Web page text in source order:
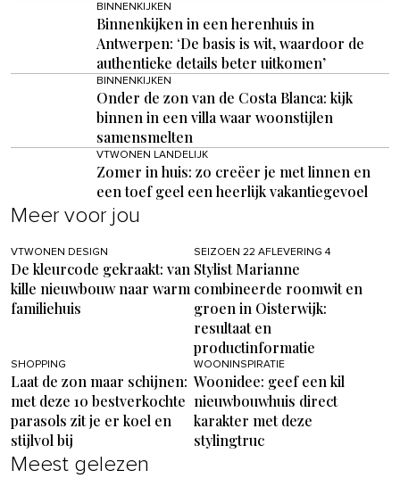
BINNENKIJKEN
Binnenkijken in een herenhuis in
Antwerpen: ‘De basis is wit, waardoor de
authentieke details beter uitkomen’
BINNENKIJKEN
Onder de zon van de Costa Blanca: kijk
binnen in een villa waar woonstijlen
samensmelten
VTWONEN LANDELIJK
Zomer in huis: zo creëer je met linnen en
een toef geel een heerlijk vakantiegevoel
Meer voor jou
VTWONEN DESIGN
De kleurcode gekraakt: van
kille nieuwbouw naar warm
familiehuis
SEIZOEN 22 AFLEVERING 4
Stylist Marianne
combineerde roomwit en
groen in Oisterwijk:
resultaat en
productinformatie
SHOPPING
Laat de zon maar schijnen:
met deze 10 bestverkochte
parasols zit je er koel en
stijlvol bij
WOONINSPIRATIE
Woonidee: geef een kil
nieuwbouwhuis direct
karakter met deze
stylingtruc
Meest gelezen